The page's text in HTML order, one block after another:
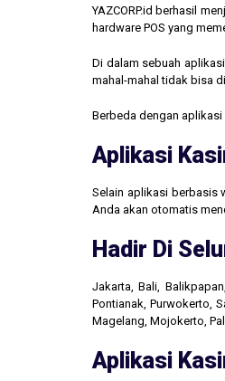
YAZCORP.id berhasil
hardware POS yang
Di dalam sebuah
mahal-mahal tidak bisa
Berbeda dengan aplikasi
Aplikasi
Selain aplikasi berbasis
Anda akan otomatis
Hadir Di
Jakarta, Bali,
Pontianak, Purwokerto,
Magelang, Mojokerto,
Aplikasi